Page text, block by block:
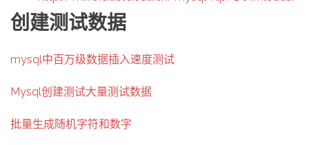
创建测试数据
mysql中百万级数据插入速度测试
Mysql创建测试大量测试数据
批量生成随机字符和数字